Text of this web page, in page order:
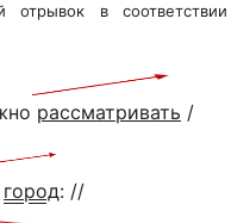
отрывок в
рассматривать /
город: //